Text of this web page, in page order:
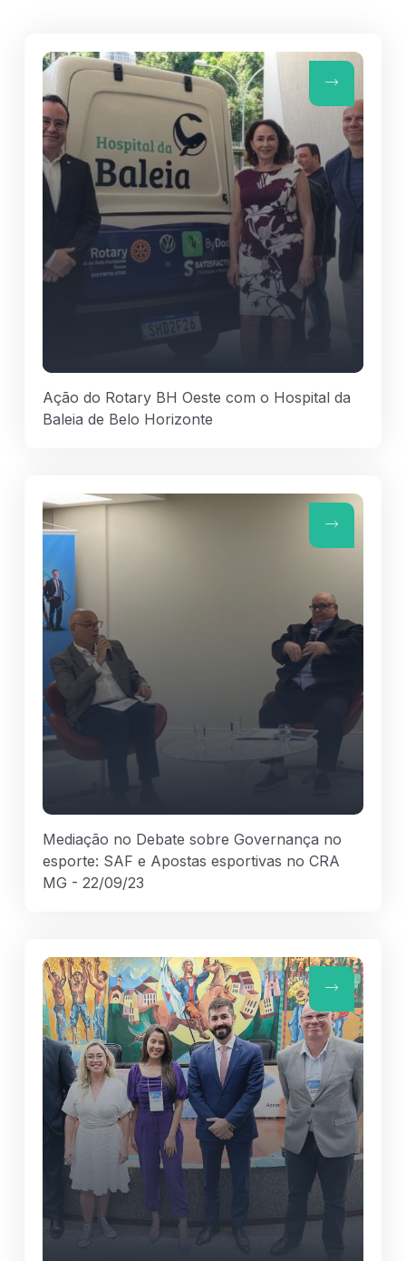
Ação do Rotary BH Oeste com o Hospital da
Baleia de Belo Horizonte
Mediação no Debate sobre Governança no
esporte: SAF e Apostas esportivas no CRA
MG - 22/09/23